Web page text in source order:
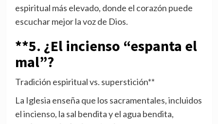
espiritual más elevado, donde el corazón puede
escuchar mejor la voz de Dios.
**5. ¿El incienso “espanta el
mal”?
Tradición espiritual vs. superstición**
La Iglesia enseña que los sacramentales, incluidos
el incienso, la sal bendita y el agua bendita,